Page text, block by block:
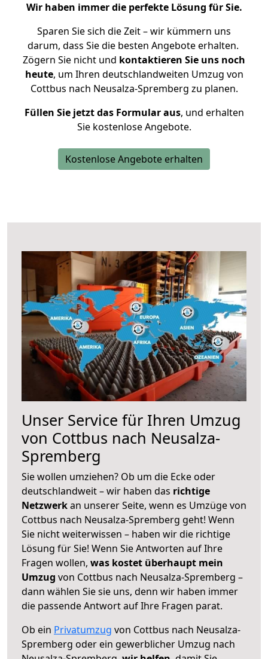
Wir haben immer die perfekte Lösung für Sie.
Sparen Sie sich die Zeit – wir kümmern uns
darum, dass Sie die besten Angebote erhalten.
Zögern Sie nicht und kontaktieren Sie uns noch
heute, um Ihren deutschlandweiten Umzug von
Cottbus nach Neusalza-Spremberg zu planen.
Füllen Sie jetzt das Formular aus, und erhalten
Sie kostenlose Angebote.
Kostenlose Angebote erhalten
Unser Service für Ihren Umzug
von Cottbus nach Neusalza-
Spremberg
Sie wollen umziehen? Ob um die Ecke oder
deutschlandweit – wir haben das richtige
Netzwerkan unserer Seite, wenn es Umzüge von
Cottbus nach Neusalza-Spremberg geht! Wenn
Sie nicht weiterwissen – haben wir die richtige
Lösung für Sie! Wenn Sie Antworten auf Ihre
Fragen wollen, was kostet überhaupt mein
Umzug von Cottbus nach Neusalza-Spremberg –
dann wählen Sie sie uns, denn wir haben immer
die passende Antwort auf Ihre Fragen parat.
Ob ein Privatumzug von Cottbus nach Neusalza-
Spremberg oder ein gewerblicher Umzug nach